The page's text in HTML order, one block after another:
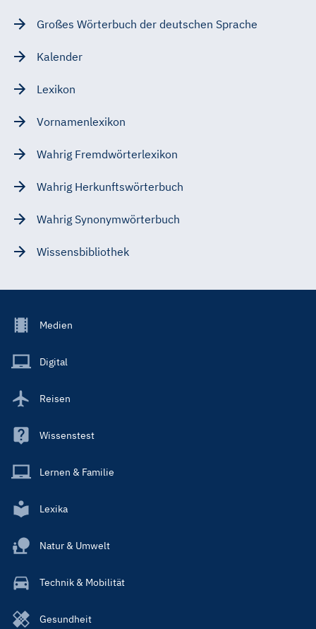
Großes Wörterbuch der deutschen Sprache
Kalender
Lexikon
Vornamenlexikon
Wahrig Fremdwörterlexikon
Wahrig Herkunftswörterbuch
Wahrig Synonymwörterbuch
Wissensbibliothek
Footer
Main
Medien
Digital
Reisen
Wissenstest
Lernen & Familie
Lexika
Natur & Umwelt
Technik & Mobilität
Gesundheit